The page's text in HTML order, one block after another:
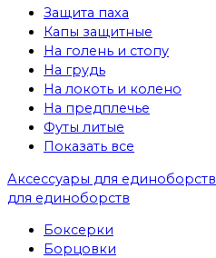
Защита паха
Капы защитные
На голень и стопу
На грудь
На локоть и колено
На предплечье
Футы литые
Показать все
Аксессуары для единоборств
для единоборств
Боксерки
Борцовки